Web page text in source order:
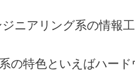
ニアリング系の情報
の特色といえばハー